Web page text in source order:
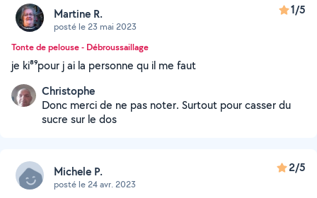
Martine R.
posté le 23 mai 2023
1/5
Tonte de pelouse - Débroussaillage
je ki⁸⁹pour j ai la personne qu il me faut
Christophe
Donc merci de ne pas noter. Surtout pour casser du
sucre sur le dos
Michele P.
posté le 24 avr. 2023
2/5